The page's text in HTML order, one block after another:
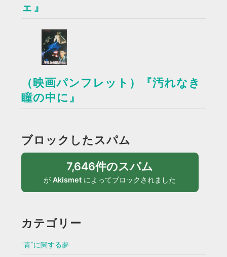
ェ』
（映画パンフレット）『汚れなき
瞳の中に』
ブロックしたスパム
7,646件のスパム
がAkismet によってブロックされました
カテゴリー
”青”に関する夢